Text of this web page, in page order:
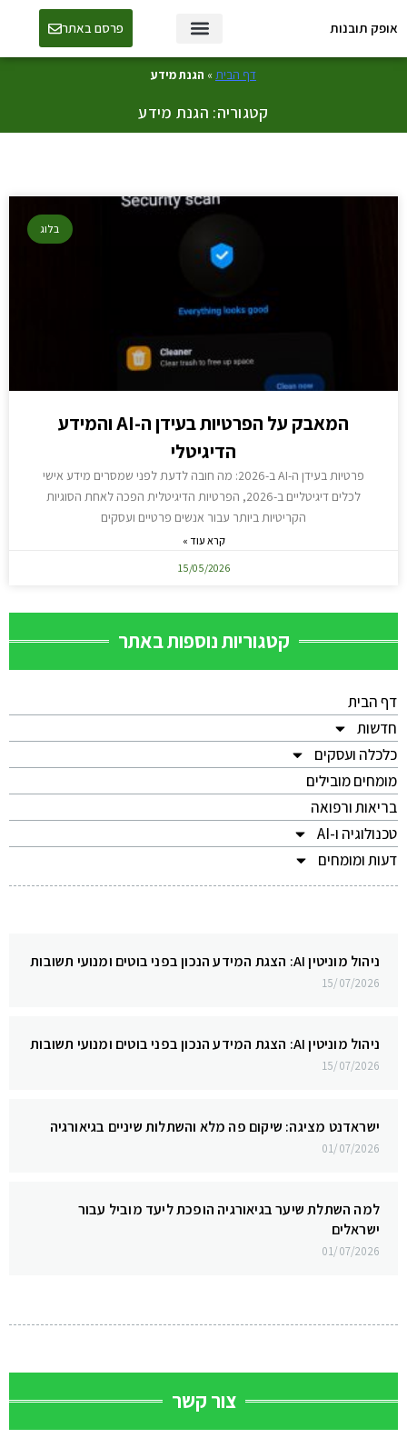
אופק תובנות פרסם באתר
דף הבית» הגנת מידע
קטגוריה: הגנת מידע
בלוג
המאבק על הפרטיות בעידן ה-AI והמידע
הדיגיטלי
פרטיות בעידן ה-AI ב-2026: מה חובה לדעת לפני שמסרים מידע אישי
לכלים דיגיטליים ב-2026, הפרטיות הדיגיטלית הפכה לאחת הסוגיות
הקריטיות ביותר עבור אנשים פרטיים ועסקים
קרא עוד »
15/05/2026
קטגוריות נוספות באתר
דף הבית
חדשות
כלכלה ועסקים
מומחים מובילים
בריאות ורפואה
טכנולוגיה ו-AI
דעות ומומחים
ניהול מוניטין AI: הצגת המידע הנכון בפני בוטים ומנועי תשובות
15/07/2026
ניהול מוניטין AI: הצגת המידע הנכון בפני בוטים ומנועי תשובות
15/07/2026
ישראדנט מציגה: שיקום פה מלא והשתלות שיניים בגיאורגיה
01/07/2026
למה השתלת שיער בגיאורגיה הופכת ליעד מוביל עבור
ישראלים
01/07/2026
צור קשר